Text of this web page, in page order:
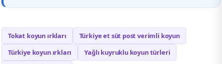
Tokat koyun ırkları
Türkiye et süt post verimli koyun
Türkiye koyun ırkları
Yağlı kuyruklu koyun türleri